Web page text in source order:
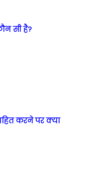
सी है?
करने पर क्या